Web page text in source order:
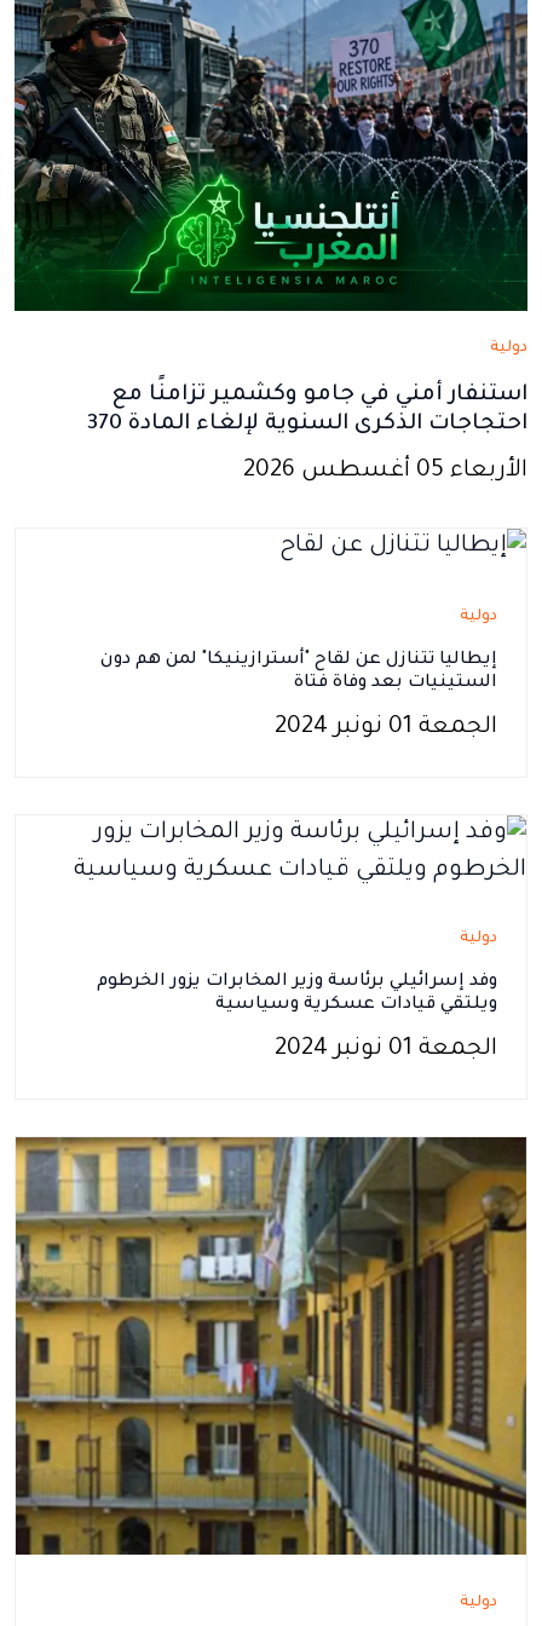
دولية
استنفار أمني في جامو وكشمير تزامنًا مع
احتجاجات الذكرى السنوية لإلغاء المادة 370
الأربعاء 05 أغسطس 2026
دولية
إيطاليا تتنازل عن لقاح "أسترازينيكا" لمن هم دون
الستينيات بعد وفاة فتاة
الجمعة 01 نونبر 2024
دولية
وفد إسرائيلي برئاسة وزير المخابرات يزور الخرطوم
ويلتقي قيادات عسكرية وسياسية
الجمعة 01 نونبر 2024
دولية